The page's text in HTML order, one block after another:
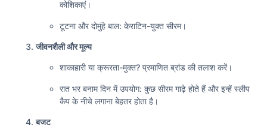
कोशिकाएं।
टूटना और दोमुंहे बाल: केराटिन-युक्त सीरम।
जीवनशैली और मूल्य
शाकाहारी या क्रूरता-मुक्त? प्रमाणित ब्रांड की तलाश करें।
रात भर बनाम दिन में उपयोग: कुछ सीरम गाढ़े होते हैं और इन्हें स्लीप
कैप के नीचे लगाना बेहतर होता है।
बजट